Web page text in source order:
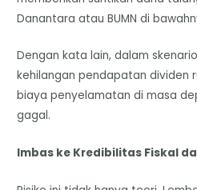
Danantara atau BUMN di
Dengan kata lain, dalam
kehilangan pendapatan dividen
biaya penyelamatan di masa
gagal.
Imbas ke Kredibilitas Fiskal